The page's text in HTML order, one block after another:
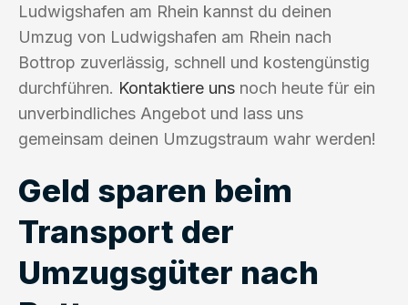
Ludwigshafen am Rhein kannst du deinen
Umzug von Ludwigshafen am Rhein nach
Bottrop zuverlässig, schnell und kostengünstig
durchführen. Kontaktiere uns noch heute für ein
unverbindliches Angebot und lass uns
gemeinsam deinen Umzugstraum wahr werden!
Geld sparen beim
Transport der
Umzugsgüter nach